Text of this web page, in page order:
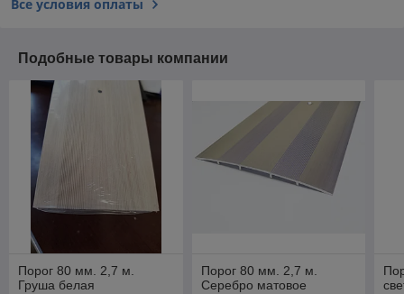
Все условия оплаты
Подобные товары компании
Порог 80 мм. 2,7 м.
Груша белая
Порог 80 мм. 2,7 м.
Серебро матовое